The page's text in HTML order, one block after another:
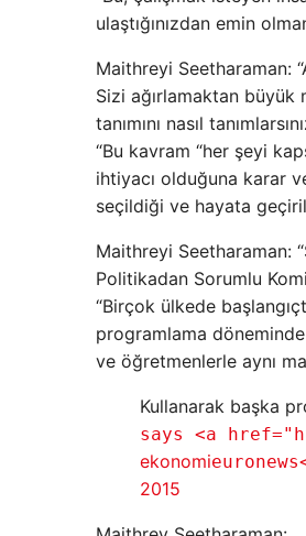
ulaştığınızdan emin
Maithreyi Seetharaman:
Sizi ağırlamaktan büyük
tanımını nasıl
“Bu kavram “her şeyi
ihtiyacı olduğuna karar
seçildiği ve hayata
Maithreyi Seetharaman:
Politikadan Sorumlu
“Birçok ülkede
programlama
ve öğretmenlerle aynı
Kullanarak başka
says <a
ekonomi
2015